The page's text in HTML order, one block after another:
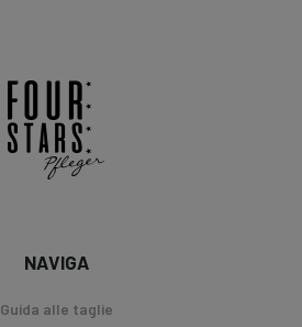
NAVIGA
Guida alle taglie